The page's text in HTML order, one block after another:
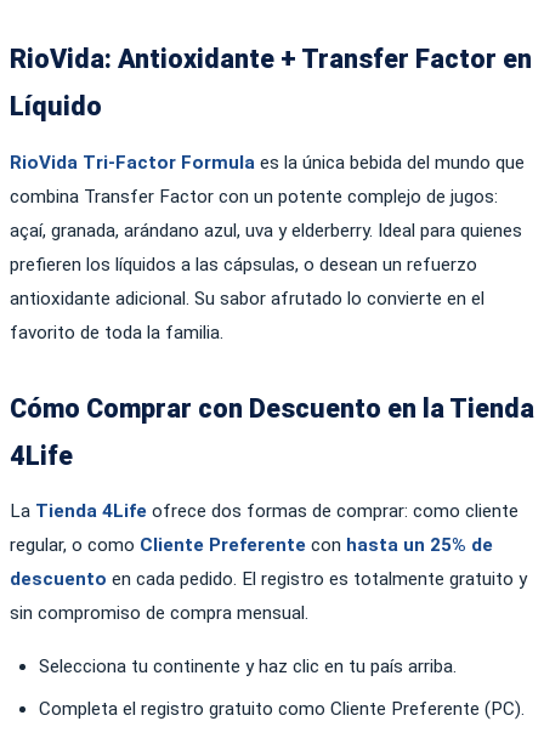
RioVida: Antioxidante + Transfer Factor en
Líquido
RioVida Tri-Factor Formula es la única bebida del mundo que
combina Transfer Factor con un potente complejo de jugos:
açaí, granada, arándano azul, uva y elderberry. Ideal para quienes
prefieren los líquidos a las cápsulas, o desean un refuerzo
antioxidante adicional. Su sabor afrutado lo convierte en el
favorito de toda la familia.
Cómo Comprar con Descuento en la Tienda
4Life
La Tienda 4Life ofrece dos formas de comprar: como cliente
regular, o como Cliente Preferente con hasta un 25% de
descuento en cada pedido. El registro es totalmente gratuito y
sin compromiso de compra mensual.
Selecciona tu continente y haz clic en tu país arriba.
Completa el registro gratuito como Cliente Preferente (PC).